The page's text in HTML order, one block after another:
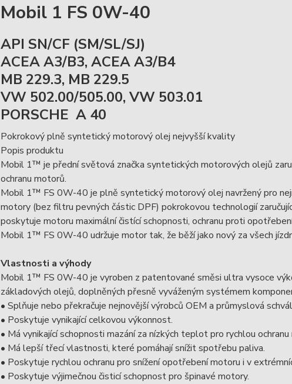
Mobil 1 FS 0W-40
API SN/CF (SM/SL/SJ)
ACEA A3/B3, ACEA A3/B4
MB 229.3, MB 229.5
VW 502.00/505.00, VW 503.01
PORSCHE A 40
Pokrokový plně syntetický motorový olej nejvyšší kvality
Popis produktu
Mobil 1™ je přední světová značka syntetických motorových olejů
ochranu motorů.
Mobil 1™ FS 0W-40 je plně syntetický motorový olej navržený pro
motory (bez filtru pevných částic DPF) pokrokovou technologií
poskytuje motoru maximální čistící schopnosti, ochranu proti
Mobil 1™ FS 0W-40 udržuje motor tak, že běží jako nový za všech
Vlastnosti a výhody
Mobil 1™ FS 0W-40 je vyroben z patentované směsi ultra vysoce
základových olejů, doplněných přesně vyváženým systémem
• Splňuje nebo překračuje nejnovější výrobců OEM a průmyslová
• Poskytuje vynikající celkovou výkonnost.
• Má vynikající schopnosti mazání za nízkých teplot pro rychlou
• Má lepší třecí vlastnosti, které pomáhají snížit spotřebu paliva.
• Poskytuje rychlou ochranu pro snížení opotřebení motoru i v
• Poskytuje výjimečnou čisticí schopnost pro špinavé motory.